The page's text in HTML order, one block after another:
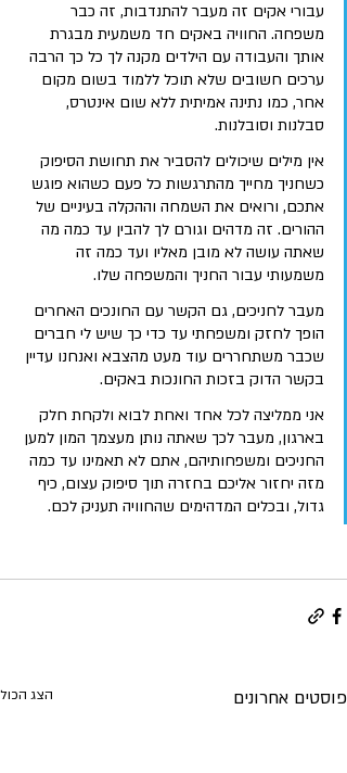
עבורי אקים זה מעבר להתנדבות, זה כבר
משפחה. החוויה באקים חד משמעית מבגרת
אותך והעבודה עם הילדים מקנה לך כל כך הרבה
ערכים חשובים שלא תוכל ללמוד בשום מקום
אחר, כמו נתינה אמיתית ללא שום אינטרס,
סבלנות וסובלנות.
אין מילים שיכולים להסביר את תחושת הסיפוק
כשחניך מחייך מהתרגשות כל פעם כשהוא פוגש
אתכם, ורואים את השמחה וההקלה בעיניים של
ההורים. זה מדהים וגורם לך להבין עד כמה מה
שאתה עושה לא מובן מאליו ועד כמה זה
משמעותי עבור החניך והמשפחה שלו.
מעבר לחניכים, גם הקשר עם החונכים האחרים
הופך לחזק ומשפחתי עד כדי כך שיש לי חברים
שכבר משתחררים עוד מעט מהצבא ואנחנו עדיין
בקשר הדוק בזכות החונכות באקים.
אני ממליצה לכל אחד ואחת לבוא ולקחת חלק
בארגון, מעבר לכך שאתה נותן מעצמך המון למען
החניכים ומשפחותיהם, אתם לא תאמינו עד כמה
מזה יחזור אליכם בחזרה תוך סיפוק עצום, כיף
גדול, ובכלים המדהימים שהחוויה תעניק לכם.
פוסטים אחרונים הצג הכול